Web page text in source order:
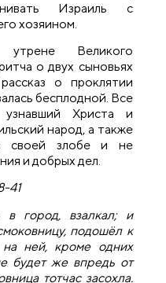
Израиль с
хозяином.
Великого
о двух сыновьях
о проклятии
бесплодной. Все
Христа и
народ, а также
своей злобе и не
и добрых дел.
41
в город, взалкал; и
подошёл к
ней, кроме одних
будет же впредь от
тотчас засохла.